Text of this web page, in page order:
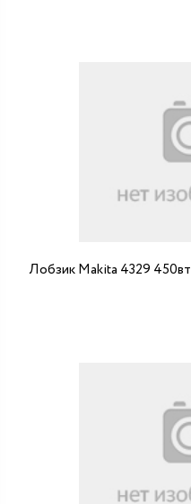
Лобзик Makita 4329 450вт